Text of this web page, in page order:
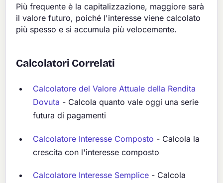
Più frequente è la capitalizzazione, maggiore sarà
il valore futuro, poiché l'interesse viene calcolato
più spesso e si accumula più velocemente.
Calcolatori Correlati
Calcolatore del Valore Attuale della Rendita
Dovuta - Calcola quanto vale oggi una serie
futura di pagamenti
Calcolatore Interesse Composto - Calcola la
crescita con l'interesse composto
Calcolatore Interesse Semplice - Calcola